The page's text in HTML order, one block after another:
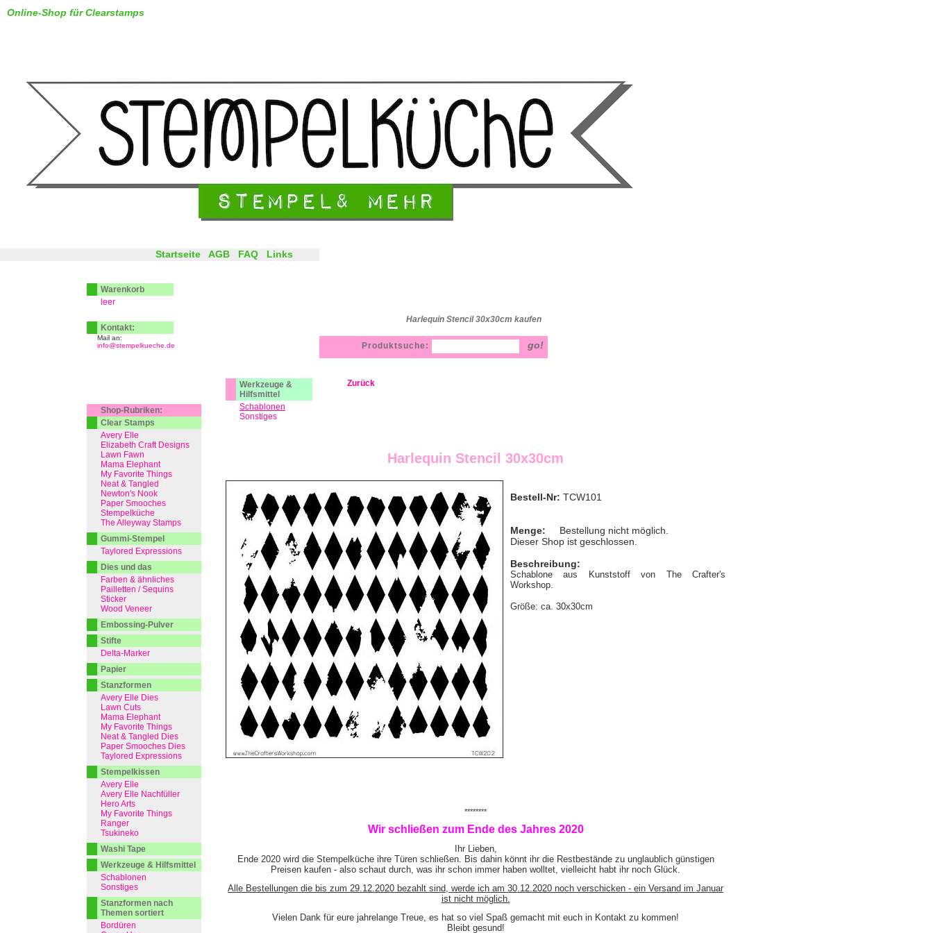
Harlequin Stencil 30x30cm kaufen
Online-Shop für Clearstamps
Werkzeuge &
Hilfsmittel
Schablonen
Sonstiges
Zurück
Harlequin Stencil 30x30cm
Bestell-Nr: TCW101
Menge:
Bestellung nicht möglich.
Dieser Shop ist geschlossen.
Beschreibung:
Schablone aus Kunststoff von The Crafter's
Workshop.
Größe: ca. 30x30cm
********
Wir schließen zum Ende des Jahres 2020
Ihr Lieben,
Ende 2020 wird die Stempelküche ihre Türen schließen. Bis dahin könnt ihr die Restbestände zu unglaublich günstigen
Preisen kaufen - also schaut durch, was ihr schon immer haben wolltet, vielleicht habt ihr noch Glück.
Alle Bestellungen die bis zum 29.12.2020 bezahlt sind, werde ich am 30.12.2020 noch verschicken - ein Versand im Januar
ist nicht möglich.
Vielen Dank für eure jahrelange Treue, es hat so viel Spaß gemacht mit euch in Kontakt zu kommen!
Bleibt gesund!
Startseite AGB FAQ Links
Produktsuche:
Warenkorb
leer
Kontakt:
Mail an:
info@stempelkueche.de
Shop-Rubriken:
Clear Stamps
Avery Elle
Elizabeth Craft Designs
Lawn Fawn
Mama Elephant
My Favorite Things
Neat & Tangled
Newton's Nook
Paper Smooches
Stempelküche
The Alleyway Stamps
Gummi-Stempel
Taylored Expressions
Dies und das
Farben & ähnliches
Pailletten / Sequins
Sticker
Wood Veneer
Embossing-Pulver
Stifte
Delta-Marker
Papier
Stanzformen
Avery Elle Dies
Lawn Cuts
Mama Elephant
My Favorite Things
Neat & Tangled Dies
Paper Smooches Dies
Taylored Expressions
Stempelkissen
Avery Elle
Avery Elle Nachfüller
Hero Arts
My Favorite Things
Ranger
Tsukineko
Washi Tape
Werkzeuge & Hilfsmittel
Schablonen
Sonstiges
Stanzformen nach
Themen sortiert
Bordüren